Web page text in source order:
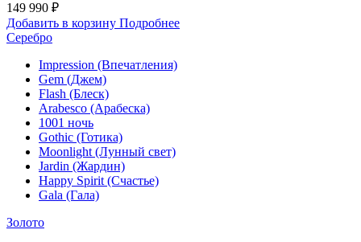
149 990 ₽
Добавить в корзину Подробнее
Серебро
Impression (Впечатления)
Gem (Джем)
Flash (Блеск)
Arabesco (Арабеска)
1001 ночь
Gothic (Готика)
Moonlight (Лунный свет)
Jardin (Жардин)
Happy Spirit (Счастье)
Gala (Гала)
Золото